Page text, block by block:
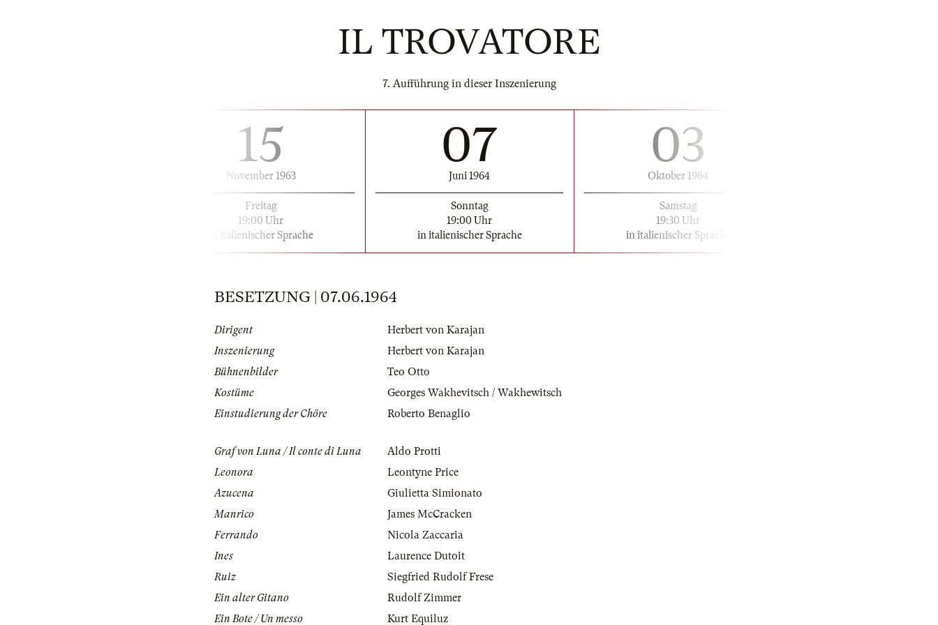
IL TROVATORE
7. Aufführung in dieser Inszenierung
15
November 1963
Freitag
19:00 Uhr
in italienischer Sprache
07
Juni 1964
Sonntag
19:00 Uhr
in italienischer Sprache
03
Oktober 1964
Samstag
19:30 Uhr
in italienischer Sprache
BESETZUNG | 07.06.1964
Dirigent
Herbert von Karajan
Inszenierung
Herbert von Karajan
Bühnenbilder
Teo Otto
Kostüme
Georges Wakhevitsch / Wakhewitsch
Einstudierung der Chöre
Roberto Benaglio
Graf von Luna / Il conte di Luna
Aldo Protti
Leonora
Leontyne Price
Azucena
Giulietta Simionato
Manrico
James McCracken
Ferrando
Nicola Zaccaria
Ines
Laurence Dutoit
Ruiz
Siegfried Rudolf Frese
Ein alter Gitano
Rudolf Zimmer
Ein Bote / Un messo
Kurt Equiluz